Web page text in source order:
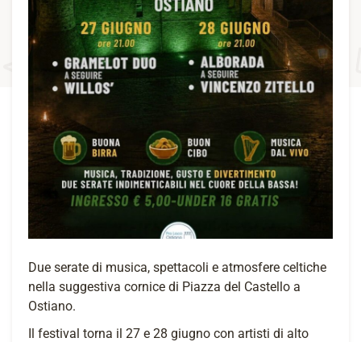
Due serate di musica, spettacoli e atmosfere celtiche
nella suggestiva cornice di Piazza del Castello a
Ostiano.
Il festival torna il 27 e 28 giugno con artisti di alto